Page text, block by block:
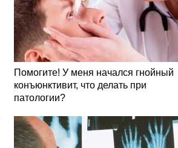
Помогите! У меня начался гнойный
конъюнктивит, что делать при
патологии?